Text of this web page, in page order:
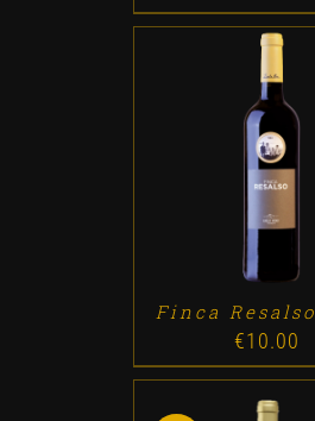
ADD TO CART /
Finca
€10.00